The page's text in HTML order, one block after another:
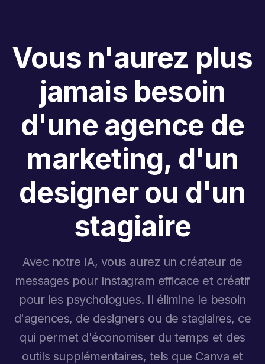
Vous n'aurez plus
jamais besoin
d'une agence de
marketing, d'un
designer ou d'un
stagiaire
Avec notre IA, vous aurez un créateur de
messages pour Instagram efficace et créatif
pour les psychologues. Il élimine le besoin
d'agences, de designers ou de stagiaires, ce
qui permet d'économiser du temps et des
outils supplémentaires, tels que Canva et